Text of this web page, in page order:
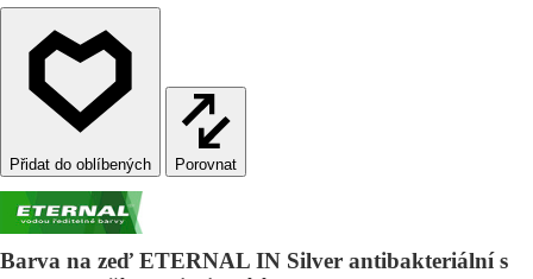
Porovnat
Barva na zeď ETERNAL IN Silver antibakteriální s